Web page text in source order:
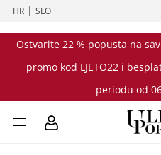
HR |SLO
Ostvarite 22 % popusta na
promo kod LJETO22 i
periodu od